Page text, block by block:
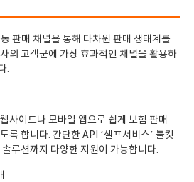
판매 채널을 통해 다차원 판매 생태계를
의 고객군에 가장 효과적인 채널을 활용하
.
사이트나 모바일 앱으로 쉽게 보험 판매
록 합니다. 간단한 API ‘셀프서비스’ 툴킷
루션까지 다양한 지원이 가능합니다.